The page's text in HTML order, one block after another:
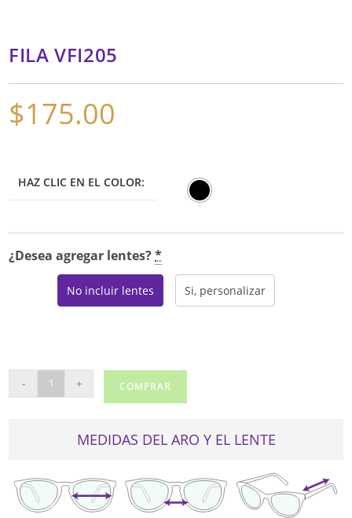
FILA VFI205
$175.00
HAZ CLIC EN EL COLOR:
¿Desea agregar lentes?*
No incluir lentes Si, personalizar
VFI205
- + COMPRAR
MEDIDAS DEL ARO Y EL LENTE